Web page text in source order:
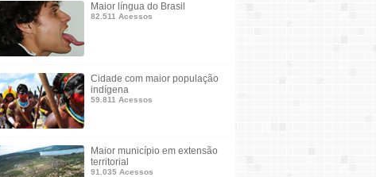
Maior língua do Brasil
82.511 Acessos
Cidade com maior população
indígena
59.811 Acessos
Maior município em extensão
territorial
91.035 Acessos